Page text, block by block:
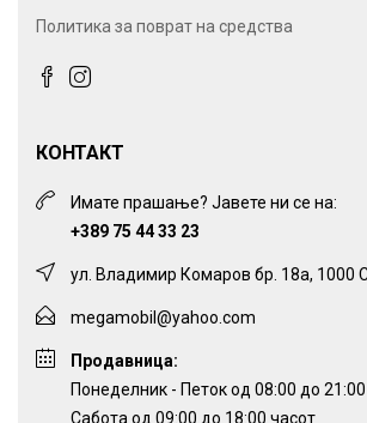
Политика за поврат на средства
КОНТАКТ
Имате прашање? Јавете ни се на:
+389 75 44 33 23
ул. Владимир Комаров бр. 18а, 1000
megamobil@yahoo.com
Продавница:
Понеделник - Петок од 08:00 до
Сабота од 09:00 до 18:00 часот